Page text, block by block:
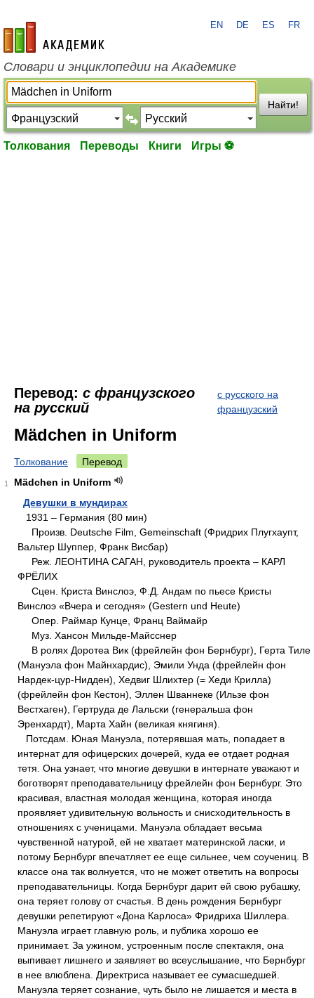
academic.ru
EN DE ES FR
Словари и энциклопедии на Академике
Найти!
Толкования Переводы Книги Игры ⚽
Перевод: с французского
на русский
с русского на
французский
Mädchen in Uniform
Толкование Перевод
1
Mädchen in Uniform
Девушки в мундирах
1931 – Германия (80 мин)
Произв. Deutsche Film, Gemeinschaft (Фридрих Плугхаупт,
Вальтер Шуппер, Франк Висбар)
Реж. ЛЕОНТИНА САГАН, руководитель проекта – КАРЛ
ФРЁЛИХ
Сцен. Криста Винслоэ, Ф.Д. Андам по пьесе Кристы
Винслоэ «Вчера и сегодня» (Gestern und Heute)
Опер. Раймар Кунце, Франц Ваймайр
Муз. Хансон Мильде-Майсснер
В ролях Доротеа Вик (фрейлейн фон Бернбург), Герта Тиле
(Мануэла фон Майнхардис), Эмили Унда (фрейлейн фон
Нардек-цур-Нидден), Хедвиг Шлихтер (= Хеди Крилла)
(фрейлейн фон Кестон), Эллен Шваннеке (Ильзе фон
Вестхаген), Гертруда де Лальски (генеральша фон
Эренхардт), Марта Хайн (великая княгиня).
Потсдам. Юная Мануэла, потерявшая мать, попадает в
интернат для офицерских дочерей, куда ее отдает родная
тетя. Она узнает, что многие девушки в интернате уважают и
боготворят преподавательницу фрейлейн фон Бернбург. Это
красивая, властная молодая женщина, которая иногда
проявляет удивительную вольность и снисходительность в
отношениях с ученицами. Мануэла обладает весьма
чувственной натурой, ей не хватает материнской ласки, и
потому Бернбург впечатляет ее еще сильнее, чем соучениц. В
классе она так волнуется, что не может ответить на вопросы
преподавательницы. Когда Бернбург дарит ей свою рубашку,
она теряет голову от счастья. В день рождения Бернбург
девушки репетируют «Дона Карлоса» Фридриха Шиллера.
Мануэла играет главную роль, и публика хорошо ее
принимает. За ужином, устроенным после спектакля, она
выпивает лишнего и заявляет во всеуслышание, что Бернбург
в нее влюблена. Директриса называет ее сумасшедшей.
Мануэла теряет сознание, чуть было не лишается и места в